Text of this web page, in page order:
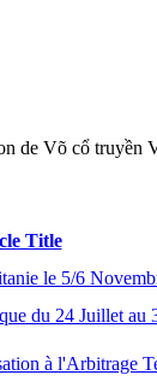
Title
le 5/6
du 24 Juillet au
à l'Arbitrage